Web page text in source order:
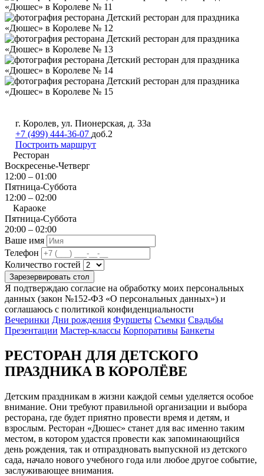
г. Королев, ул. Пионерская, д. 33а
+7 (499) 444-36-07 доб.2
Построить маршрут
Ресторан
Воскресенье-Четверг
12:00 – 01:00
Пятница-Суббота
12:00 – 02:00
Караоке
Пятница-Суббота
20:00 – 02:00
Ваше имя
Телефон
Количество гостей
Зарезервировать стол
Я подтверждаю согласие на обработку моих персональных
данных (закон №152-ФЗ «О персональных данных») и
соглашаюсь с политикой конфиденциальности
Вечеринки Дни рождения Фуршеты Съемки Свадьбы
Презентации Мастер-классы Корпоративы Банкеты
РЕСТОРАН ДЛЯ ДЕТСКОГО
ПРАЗДНИКА В КОРОЛЁВЕ
Детским праздникам в жизни каждой семьи уделяется особое
внимание. Они требуют правильной организации и выбора
ресторана, где будет приятно провести время и детям, и
взрослым. Ресторан «Дюшес» станет для вас именно таким
местом, в котором удастся провести как запоминающийся
день рождения, так и отпраздновать выпускной из детского
сада, начало нового учебного года или любое другое событие,
заслуживающее внимания.